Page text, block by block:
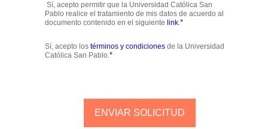
Sí, acepto permitir que la Universidad Católica San
Pablo realice el tratamiento de mis datos de acuerdo al
documento contenido en el siguiente link.*
Sí, acepto los términos y condicionesde la Universidad
Católica San Pablo.*